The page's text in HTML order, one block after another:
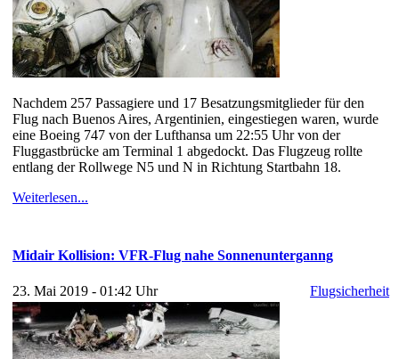
Nachdem 257 Passagiere und 17 Besatzungsmitglieder für den
Flug nach Buenos Aires, Argentinien, eingestiegen waren, wurde
eine Boeing 747 von der Lufthansa um 22:55 Uhr von der
Fluggastbrücke am Terminal 1 abgedockt. Das Flugzeug rollte
entlang der Rollwege N5 und N in Richtung Startbahn 18.
Weiterlesen...
Midair Kollision: VFR-Flug nahe Sonnenunterganng
23. Mai 2019 - 01:42 Uhr Flugsicherheit